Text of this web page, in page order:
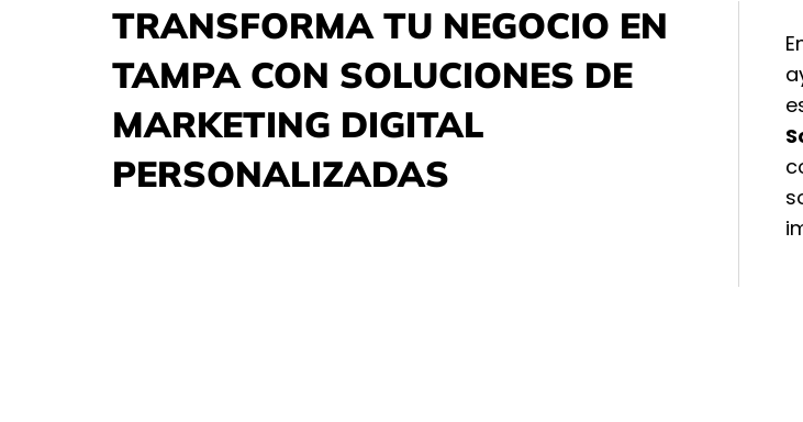
TRANSFORMA TU NEGOCIO EN
TAMPA CON SOLUCIONES DE
MARKETING DIGITAL
PERSONALIZADAS